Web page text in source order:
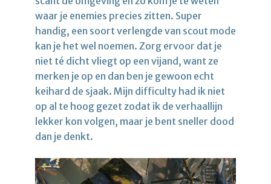
waar je enemies precies zitten. Super
handig, een soort verlengde van scout mode
kan je het wel noemen. Zorg ervoor dat je
niet té dicht vliegt op een vijand, want ze
merken je op en dan ben je gewoon echt
keihard de sjaak. Mijn difficulty had ik niet
op al te hoog gezet zodat ik de verhaallijn
lekker kon volgen, maar je bent sneller dood
dan je denkt.